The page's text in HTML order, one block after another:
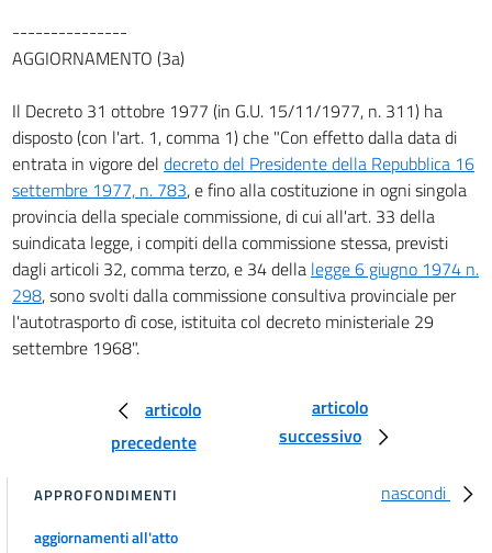
48
TITOLO III
ISTITUZIONE DI UN SISTEMA
DI TARIFFE A FORCELLA
PER I TRASPORTI DI MERCI SU STRADA
50
51
52
53
54
---------------
AGGIORNAMENTO (3a)
Il Decreto 31 ottobre 1977 (in G.U. 15/11/1977, n. 311) ha
disposto (con l'art. 1, comma 1) che "Con effetto dalla data di
entrata in vigore del decreto del Presidente della Repubblica 16
settembre 1977, n. 783, e fino alla costituzione in ogni singola
provincia della speciale commissione, di cui all'art. 33 della
suindicata legge, i compiti della commissione stessa, previsti
dagli articoli 32, comma terzo, e 34 della legge 6 giugno 1974 n.
298, sono svolti dalla commissione consultiva provinciale per
l'autotrasporto dì cose, istituita col decreto ministeriale 29
settembre 1968".
articolo
precedente
articolo
successivo
nascondi
APPROFONDIMENTI
aggiornamenti all'atto